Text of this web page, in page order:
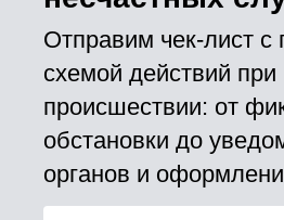
Отправим чек-лист с
схемой действий при
происшествии: от
обстановки до
органов и
Какие документы
обучения?
Сколько стоит обучение
зависит цена?
Можно ли организовать